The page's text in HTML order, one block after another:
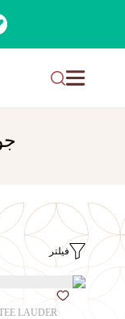
فیلتر
LAUDER